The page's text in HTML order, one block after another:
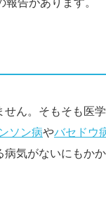
ん。そもそも医
ソン病やバセドウ
気がないにもか